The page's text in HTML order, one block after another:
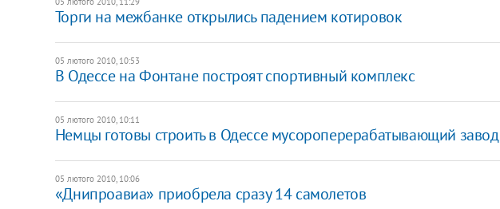
Торги на межбанке открылись падением котировок
05 лютого 2010, 10:53
В Одессе на Фонтане построят спортивный комплекс
05 лютого 2010, 10:11
Немцы готовы строить в Одессе мусороперерабатывающий завод
05 лютого 2010, 10:06
«Днипроавиа» приобрела сразу 14 самолетов